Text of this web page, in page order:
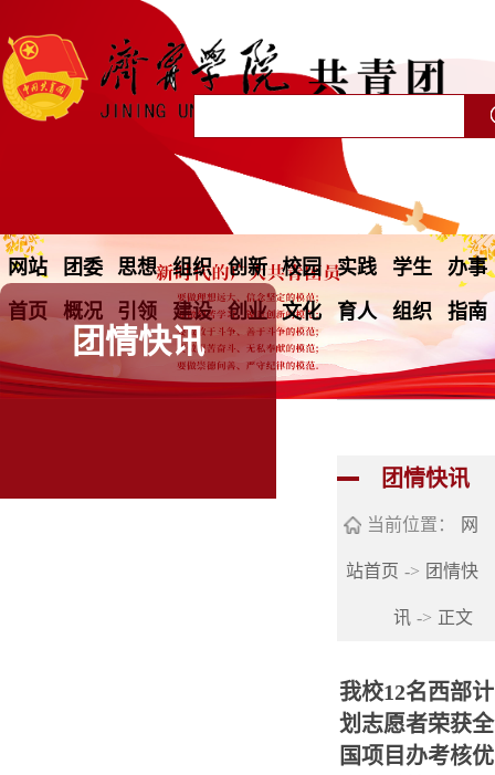
网站
首页
团委
概况
思想
引领
组织
建设
创新
创业
校园
文化
实践
育人
学生
组织
办事
指南
团情快讯
团情快讯
当前位置： 网
站首页 -> 团情快
讯 -> 正文
我校12名西部计
划志愿者荣获全
国项目办考核优